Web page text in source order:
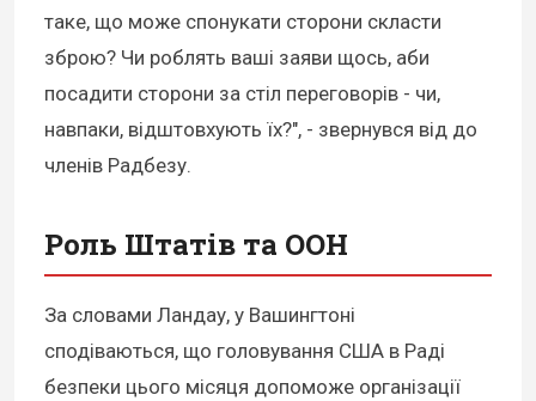
таке, що може спонукати сторони скласти
зброю? Чи роблять ваші заяви щось, аби
посадити сторони за стіл переговорів - чи,
навпаки, відштовхують їх?", - звернувся від до
членів Радбезу.
Роль Штатів та ООН
За словами Ландау, у Вашингтоні
сподіваються, що головування США в Раді
безпеки цього місяця допоможе організації